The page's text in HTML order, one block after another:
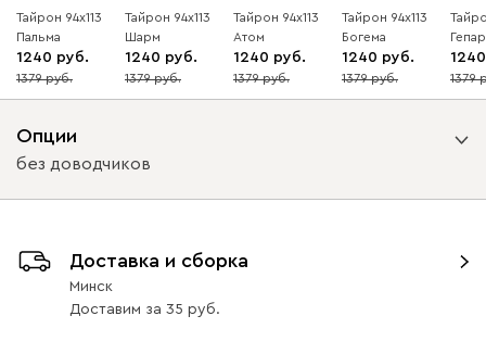
Тайрон 94x113
Пальма ​
1240
10
1379
Тайрон 94x113
Шарм ​
1240
10
1379
Тайрон 94x113
Атом
1240
10
1379
Тайрон 94x113
Богема ​
1240
10
1379
1240
10
1379
Опции
без доводчиков
с доводчиками без доводчиков
Доставка и сборка
Минск
Доставим за 35